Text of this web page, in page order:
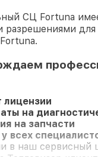
СЦ Fortuna
разрешениями для
на
на запчасти
всех
в наш сервисный